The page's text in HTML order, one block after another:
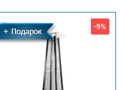
Бесплатная
доставка
-9%